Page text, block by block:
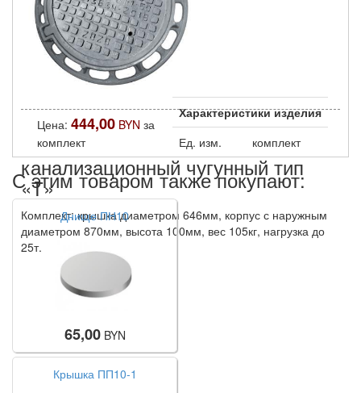
Характеристики изделия
Ед. изм.
комплект
канализационный чугунный тип
«Т»
Комплект: крышка диаметром 646мм, корпус с наружным
диаметром 870мм, высота 100мм, вес 105кг, нагрузка до
25т.
Цена: 444,00 BYN за
комплект
С этим товаром также покупают:
Днище ПН10
65,00BYN
Крышка ПП10-1